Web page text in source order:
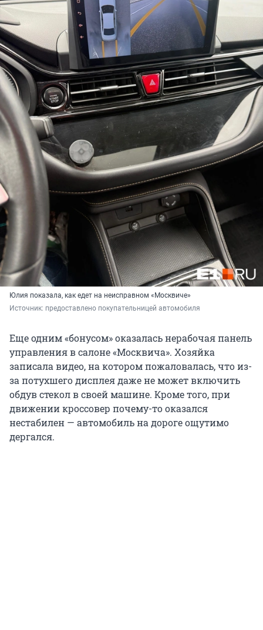
Юлия показала, как едет на неисправном «Москвиче»
Источник: предоставлено покупательницей автомобиля
Еще одним «бонусом» оказалась нерабочая панель
управления в салоне «Москвича». Хозяйка
записала видео, на котором пожаловалась, что из-
за потухшего дисплея даже не может включить
обдув стекол в своей машине. Кроме того, при
движении кроссовер почему-то оказался
нестабилен — автомобиль на дороге ощутимо
дергался.